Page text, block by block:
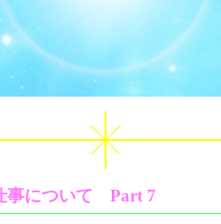
事について Part 7